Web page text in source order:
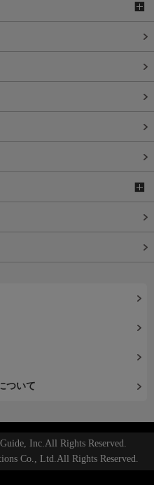
ついて
Inc.All Rights Reserved.
Co., Ltd.All Rights Reserved.